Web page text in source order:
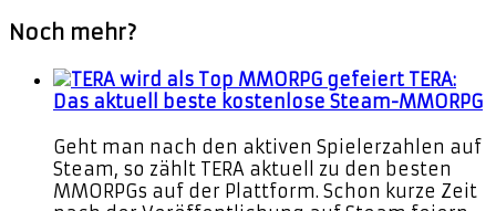
Noch mehr?
TERA:
Das aktuell beste kostenlose Steam-MMORPG
Geht man nach den aktiven Spielerzahlen auf
Steam, so zählt TERA aktuell zu den besten
MMORPGs auf der Plattform. Schon kurze Zeit